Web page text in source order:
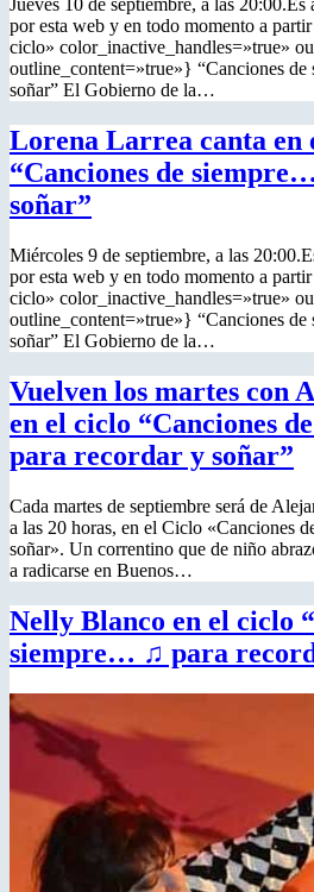
Jueves 10 de septiembre, a las
por esta web y en todo momento a
ciclo» color_inactive_handles=»true»
outline_content=»true»} “Canciones
soñar” El Gobierno de la…
Lorena Larrea canta en
“Canciones de
soñar”
Miércoles 9 de septiembre, a las
por esta web y en todo momento a
ciclo» color_inactive_handles=»true»
outline_content=»true»} “Canciones
soñar” El Gobierno de la…
Vuelven los martes con
en el ciclo “Canciones
para recordar y soñar”
Cada martes de septiembre será de
a las 20 horas, en el Ciclo «Canciones
soñar». Un correntino que de niño
a radicarse en Buenos…
Nelly Blanco en el ciclo
siempre… ♫ para